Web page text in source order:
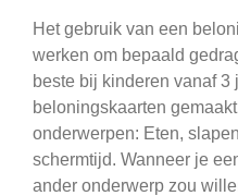
Het gebruik van een
werken om bepaald
beste bij kinderen vanaf 3
beloningskaarten
onderwerpen: Eten,
schermtijd. Wanneer je
ander onderwerp zou